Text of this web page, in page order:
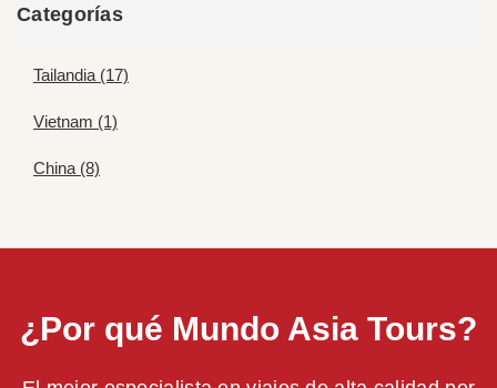
Categorías
Tailandia (17)
Vietnam (1)
China (8)
¿Por qué Mundo Asia Tours?